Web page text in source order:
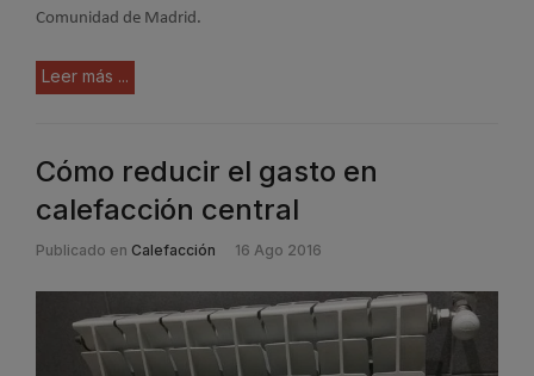
Comunidad de Madrid.
Leer más ...
Cómo reducir el gasto en
calefacción central
Publicado en Calefacción 16 Ago 2016